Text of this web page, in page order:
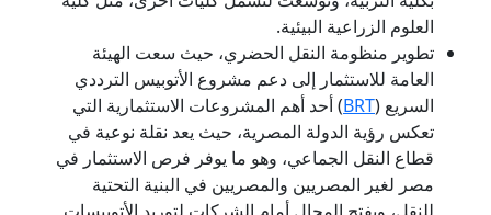
العلوم الزراعية البيئية.
تطوير منظومة النقل الحضري، حيث سعت الهيئة
العامة للاستثمار إلى دعم مشروع الأتوبيس الترددي
السريع (BRT) أحد أهم المشروعات الاستثمارية التي
تعكس رؤية الدولة المصرية، حيث يعد نقلة نوعية في
قطاع النقل الجماعي، وهو ما يوفر فرص الاستثمار في
مصر لغير المصريين والمصريين في البنية التحتية